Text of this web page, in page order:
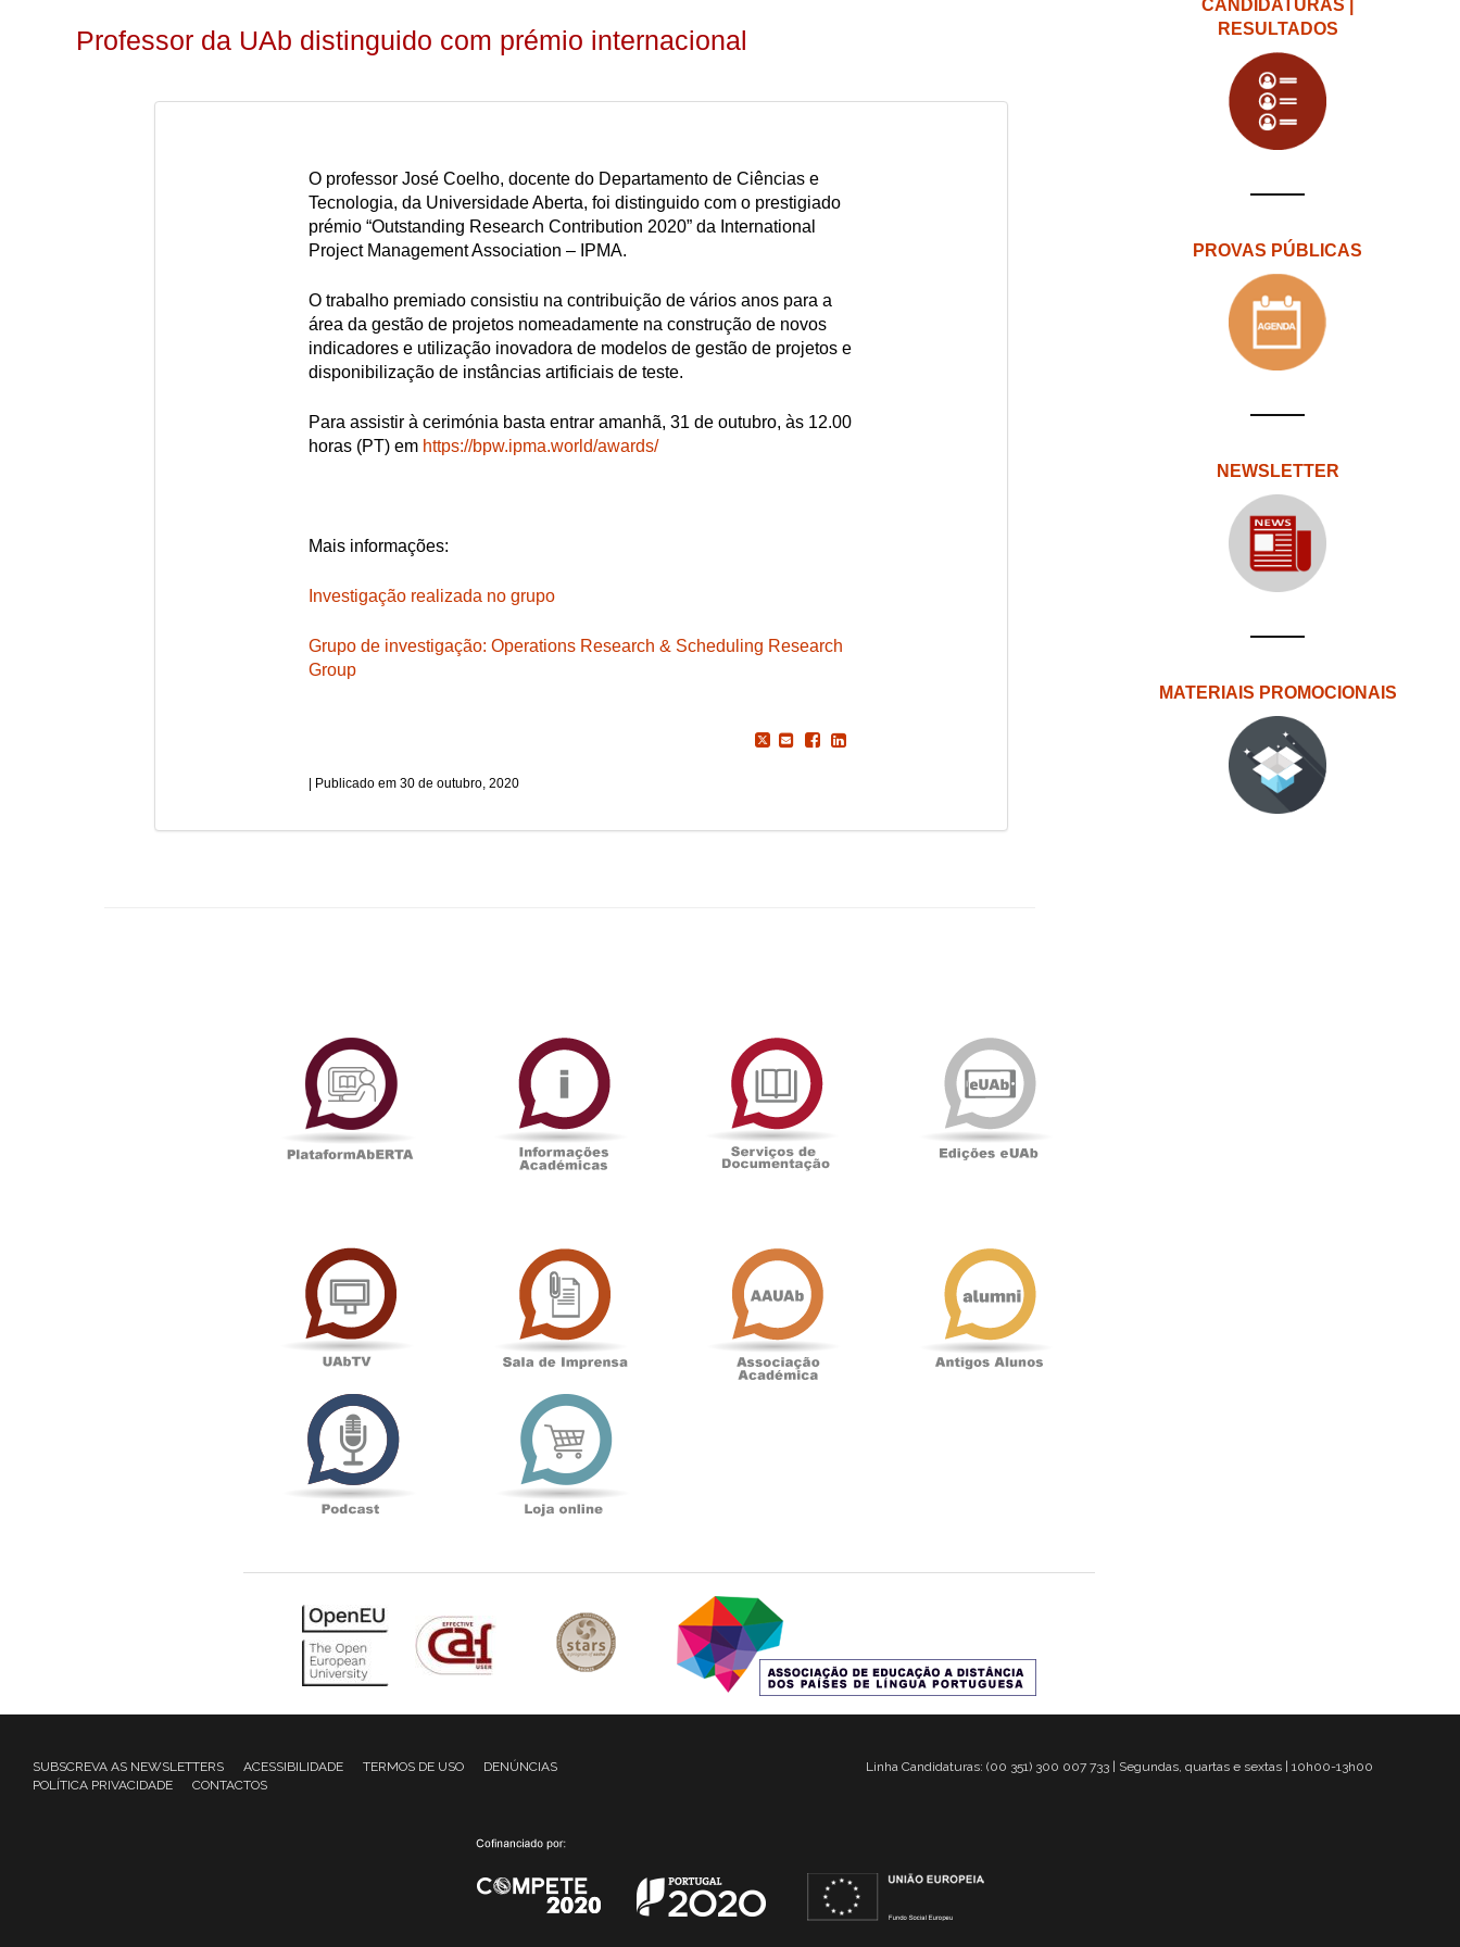
Professor da UAb distinguido com prémio internacional
O professor José Coelho, docente do Departamento de Ciências e
Tecnologia, da Universidade Aberta, foi distinguido com o prestigiado
prémio “Outstanding Research Contribution 2020” da International
Project Management Association – IPMA.
O trabalho premiado consistiu na contribuição de vários anos para a
área da gestão de projetos nomeadamente na construção de novos
indicadores e utilização inovadora de modelos de gestão de projetos e
disponibilização de instâncias artificiais de teste.
Para assistir à cerimónia basta entrar amanhã, 31 de outubro, às 12.00
horas (PT) em https://bpw.ipma.world/awards/
Mais informações:
Investigação realizada no grupo
Grupo de investigação: Operations Research & Scheduling Research
Group
30 de outubro, 2020
CANDIDATURAS |
RESULTADOS
PROVAS PÚBLICAS
NEWSLETTER
MATERIAIS PROMOCIONAIS
PlataformAberta
Académicas
Documentação
SUBSCREVA AS NEWSLETTERS ACESSIBILIDADE TERMOS DE USO
DENÚNCIAS
POLÍTICA PRIVACIDADE
CONTACTOS
Linha Candidaturas: (00 351) 300 007 733 | Segundas, quartas e sextas | 10h00-13h00